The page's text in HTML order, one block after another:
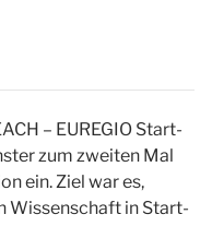
– EUREGIO Start-
zum zweiten Mal
ein. Ziel war es,
Wissenschaft in Start-